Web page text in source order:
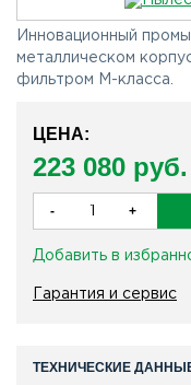
Инновационный
металлическом
фильтром М-класса.
ЦЕНА:
223 080 руб.
Добавить в
Гарантия и сервис
ТЕХНИЧЕСКИЕ